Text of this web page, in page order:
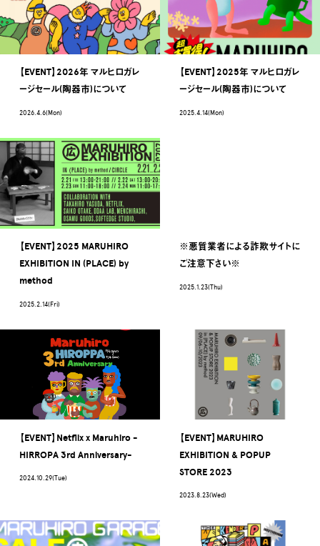
【EVENT】2026年 マルヒロガレ
ージセール(陶器市)について
2026.4.6(Mon)
【EVENT】2025年 マルヒロガレ
ージセール(陶器市)について
2025.4.14(Mon)
【EVENT】2025 MARUHIRO
EXHIBITION IN (PLACE) by
method
2025.2.14(Fri)
※悪質業者による詐欺サイトに
ご注意下さい※
2025.1.23(Thu)
【EVENT】Netflix x Maruhiro -
HIRROPA 3rd Anniversary-
2024.10.29(Tue)
【EVENT】MARUHIRO
EXHIBITION & POPUP
STORE 2023
2023.8.23(Wed)